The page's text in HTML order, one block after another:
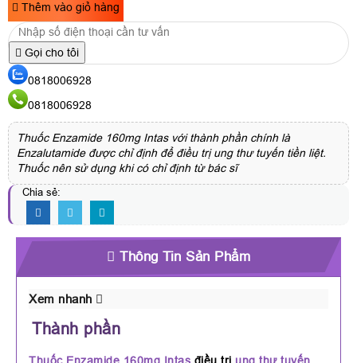
Thêm vào giỏ hàng
Gọi cho tôi
0818006928
0818006928
Thuốc Enzamide 160mg Intas với thành phần chính là
Enzalutamide được chỉ định để điều trị ung thư tuyến tiền liệt.
Thuốc nên sử dụng khi có chỉ định từ bác sĩ
Chia sẻ:
Thông Tin Sản Phẩm
Xem nhanh
Thành phần